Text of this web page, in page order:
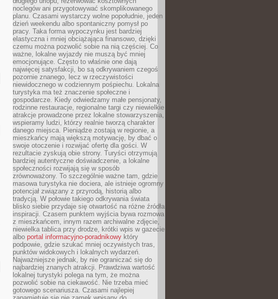
noclegów ani przygotowywać skomplikowanego
planu. Czasami wystarczy wolne popołudnie, jeden
dzień weekendu albo spontaniczny pomysł po
pracy. Taka forma wypoczynku jest bardziej
elastyczna i mniej obciążająca finansowo, dzięki
czemu można pozwolić sobie na nią częściej. Co
ważne, lokalne wyjazdy nie muszą być mniej
emocjonujące. Często to właśnie one dają
najwięcej satysfakcji, bo są odkrywaniem czegoś
pozornie znanego, lecz w rzeczywistości
niewidocznego w codziennym pośpiechu. Lokalna
turystyka ma też znaczenie społeczne i
gospodarcze. Kiedy odwiedzamy małe pensjonaty,
rodzinne restauracje, regionalne targi czy niewielkie
atrakcje prowadzone przez lokalne stowarzyszenia,
wspieramy ludzi, którzy realnie tworzą charakter
danego miejsca. Pieniądze zostają w regionie, a
mieszkańcy mają większą motywację, by dbać o
swoje otoczenie i rozwijać ofertę dla gości. W
rezultacie zyskują obie strony. Turyści otrzymują
bardziej autentyczne doświadczenie, a lokalne
społeczności rozwijają się w sposób
zrównoważony. To szczególnie ważne tam, gdzie
masowa turystyka nie dociera, ale istnieje ogromny
potencjał związany z przyrodą, historią albo
tradycją. W połowie takiego odkrywania świata
blisko siebie przydaje się otwartość na różne źródła
inspiracji. Czasem punktem wyjścia bywa rozmowa
z mieszkańcem, innym razem archiwalne zdjęcie,
niewielka tablica przy drodze, krótki wpis w gazecie
albo portal informacyjno-poradnikowy który
podpowie, gdzie szukać mniej oczywistych tras,
punktów widokowych i lokalnych wydarzeń.
Najważniejsze jednak, by nie ograniczać się do
najbardziej znanych atrakcji. Prawdziwa wartość
lokalnej turystyki polega na tym, że można
pozwolić sobie na ciekawość. Nie trzeba mieć
gotowego scenariusza. Czasami najlepiej